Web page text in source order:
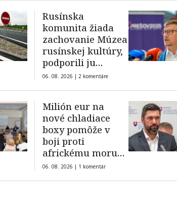
Rusínska
komunita žiada
zachovanie Múzea
rusínskej kultúry,
podporili ju
primátori aj
06. 08. 2026 | 2 komentáre
Milión eur na
nové chladiace
boxy pomôže v
boji proti
africkému moru
ošípaných
06. 08. 2026 | 1 komentár